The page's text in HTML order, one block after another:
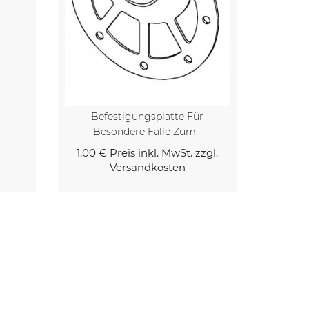
Befestigungsplatte Für
Besondere Fälle Zum...
1,00 € Preis inkl. MwSt. zzgl.
Versandkosten